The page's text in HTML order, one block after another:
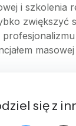
i szkolenia
zwiększyć
się z